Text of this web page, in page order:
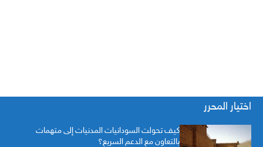
اختيار المحرر
كيف تحولت السودانيات المدنيات إلى متهمات
بالتعاون مع الدعم السريع؟